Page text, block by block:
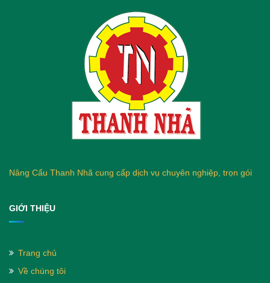
Nâng Cẩu Thanh Nhã cung cấp dịch vụ chuyên nghiệp, trọn gói
GIỚI THIỆU
Trang chủ
Về chúng tôi